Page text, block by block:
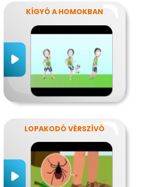
KÍGYÓ A HOMOKBAN
LOPAKODÓ VÉRSZÍVÓ